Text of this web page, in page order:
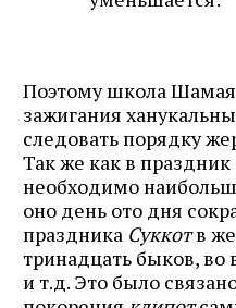
Поэтому школа Шамая
зажигания
следовать порядку
Так же как в праздник
необходимо
оно день ото дня
праздника Суккотв
тринадцать быков, во
и т.д. Это было